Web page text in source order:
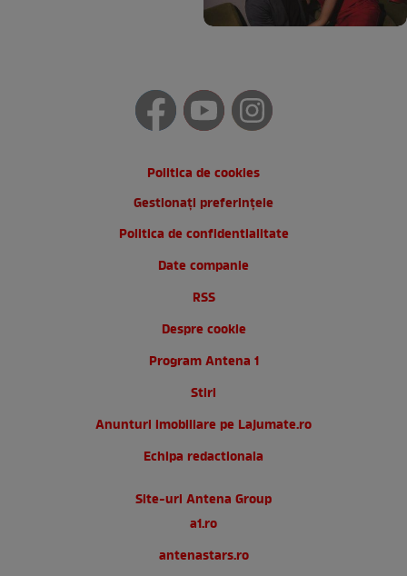
Politica de cookies
Gestionați preferințele
Politica de confidentialitate
Date companie
RSS
Despre cookie
Program Antena 1
Stiri
Anunturi imobiliare pe Lajumate.ro
Echipa redactionala
Site-uri Antena Group
a1.ro
antenastars.ro